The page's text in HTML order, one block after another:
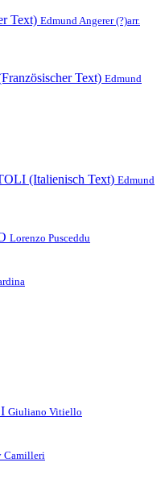
Text) Edmund Angerer (?)arr.
Text) Edmund
(Italienisch Text) Edmund
Lorenzo Pusceddu
Giuliano Vitiello
Camilleri